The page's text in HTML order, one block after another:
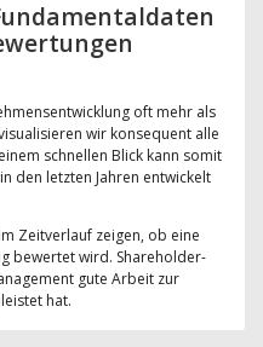
oft mehr als
wir konsequent alle
schnellen Blick kann somit
den letzten Jahren entwickelt
Zeitverlauf zeigen, ob eine
bewertet wird. Shareholder-
gute Arbeit zur
hat.